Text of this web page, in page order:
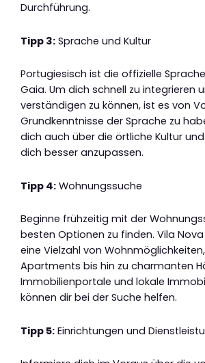
Durchführung.
Tipp 3: Sprache und Kultur
Portugiesisch ist die offizielle
Gaia. Um dich schnell zu integrieren
verständigen zu können, ist es von
Grundkenntnisse der Sprache zu
dich auch über die örtliche Kultur
dich besser anzupassen.
Tipp 4: Wohnungssuche
Beginne frühzeitig mit der
besten Optionen zu finden. Vila
eine Vielzahl von
Apartments bis hin zu charmanten
Immobilienportale und lokale
können dir bei der Suche helfen.
Tipp 5: Einrichtungen und